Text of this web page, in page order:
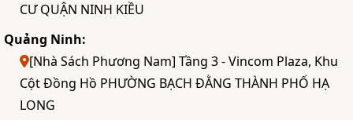
CƯ QUẬN NINH KIỀU
Quảng Ninh:
[Nhà Sách Phương Nam] Tầng 3 - Vincom Plaza, Khu
Cột Đồng Hồ PHƯỜNG BẠCH ĐẰNG THÀNH PHỐ HẠ
LONG